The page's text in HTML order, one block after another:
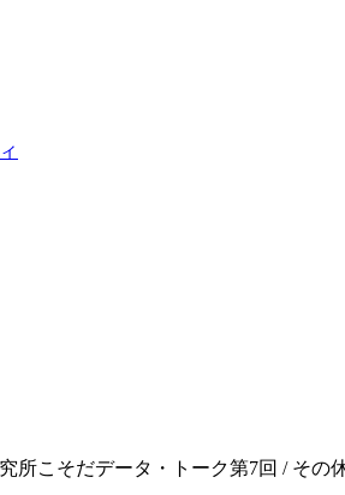
所こそだデータ・トーク第7回 / そ